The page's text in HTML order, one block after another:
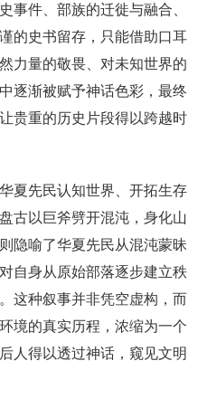
事件、部族的迁徙与融合、
的史书留存，只能借助口耳
力量的敬畏、对未知世界的
逐渐被赋予神话色彩，最终
贵重的历史片段得以跨越时
夏先民认知世界、开拓生存
古以巨斧劈开混沌，身化山
隐喻了华夏先民从混沌蒙昧
自身从原始部落逐步建立秩
这种叙事并非凭空虚构，而
境的真实历程，浓缩为一个
人得以透过神话，窥见文明